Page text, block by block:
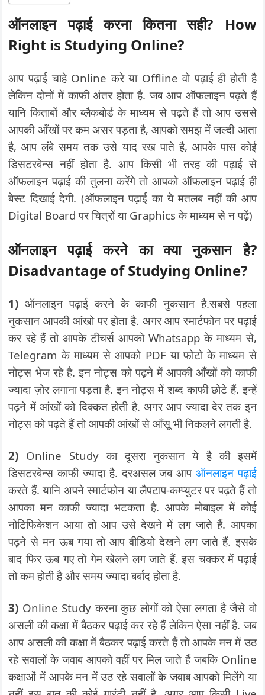
ऑनलाइन पढ़ाई करना कितना सही? How
Right is Studying Online?
आप पढ़ाई चाहे Online करे या Offline वो पढ़ाई ही होती है
लेकिन दोनों में काफी अंतर होता है. जब आप ऑफलाइन पढ़ते हैं
यानि किताबों और ब्लैकबोर्ड के माध्यम से पढ़ते हैं तो आप उससे
आपकी आँखों पर कम असर पड़ता है, आपको समझ में जल्दी आता
है, आप लंबे समय तक उसे याद रख पाते है, आपके पास कोई
डिसटरबेन्स नहीं होता है. आप किसी भी तरह की पढ़ाई से
ऑफलाइन पढ़ाई की तुलना करेंगे तो आपको ऑफलाइन पढ़ाई ही
बेस्ट दिखाई देगी. (ऑफलाइन पढ़ाई का ये मतलब नहीं की आप
Digital Board पर चित्रों या Graphics के माध्यम से न पढ़ें)
ऑनलाइन पढ़ाई करने का क्या नुकसान है?
Disadvantage of Studying Online?
1) ऑनलाइन पढ़ाई करने के काफी नुकसान है.सबसे पहला
नुकसान आपकी आंखो पर होता है. अगर आप स्मार्टफोन पर पढ़ाई
कर रहे हैं तो आपके टीचर्स आपको Whatsapp के माध्यम से,
Telegram के माध्यम से आपको PDF या फोटो के माध्यम से
नोट्स भेज रहे है. इन नोट्स को पढ़ने में आपकी आँखों को काफी
ज्यादा ज़ोर लगाना पड़ता है. इन नोट्स में शब्द काफी छोटे हैं. इन्हें
पढ़ने में आंखों को दिक्कत होती है. अगर आप ज्यादा देर तक इन
नोट्स को पढ़ते हैं तो आपकी आंखों से आँसू भी निकलने लगती है.
2) Online Study का दूसरा नुकसान ये है की इसमें
डिसटरबेन्स काफी ज्यादा है. दरअसल जब आप ऑनलाइन पढ़ाई
करते हैं. यानि अपने स्मार्टफोन या लैपटाप-कम्प्युटर पर पढ़ते हैं तो
आपका मन काफी ज्यादा भटकता है. आपके मोबाइल में कोई
नोटिफिकेशन आया तो आप उसे देखने में लग जाते हैं. आपका
पढ़ने से मन ऊब गया तो आप वीडियो देखने लग जाते हैं. इसके
बाद फिर ऊब गए तो गेम खेलने लग जाते हैं. इस चक्कर में पढ़ाई
तो कम होती है और समय ज्यादा बर्बाद होता है.
3) Online Study करना कुछ लोगों को ऐसा लगता है जैसे वो
असली की कक्षा में बैठकर पढ़ाई कर रहे हैं लेकिन ऐसा नहीं है. जब
आप असली की कक्षा में बैठकर पढ़ाई करते हैं तो आपके मन में उठ
रहे सवालों के जवाब आपको वहीं पर मिल जाते हैं जबकि Online
कक्षाओं में आपके मन में उठ रहे सवालों के जवाब आपको मिलेंगे या